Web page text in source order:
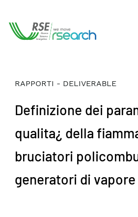
RAPPORTI - DELIVERABLE
Definizione dei
qualita¿ della
bruciatori
generatori di vapore